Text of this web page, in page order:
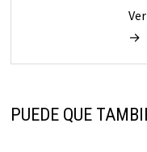
→
PUEDE QUE